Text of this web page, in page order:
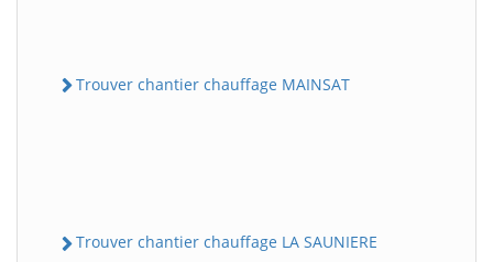
Trouver chantier chauffage MAINSAT
Trouver chantier chauffage LA SAUNIERE